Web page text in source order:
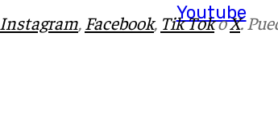
Youtube
Instagram, Facebook, Tik TokoX.